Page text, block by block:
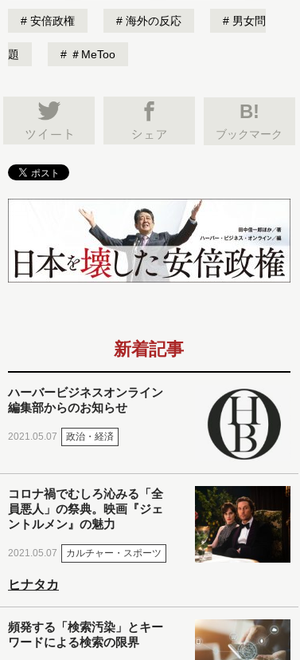
安倍政権 海外の反応 男女問
題 ＃MeToo
B!
ブックマーク
新着記事
ハーバービジネスオンライン
編集部からのお知らせ
2021.05.07 政治・経済
コロナ禍でむしろ沁みる「全
員悪人」の祭典。映画『ジェ
ントルメン』の魅力
2021.05.07 カルチャー・スポーツ
ヒナタカ
頻発する「検索汚染」とキー
ワードによる検索の限界